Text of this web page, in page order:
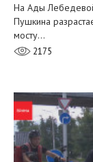
На Ады
Пушкина
мосту…
2175